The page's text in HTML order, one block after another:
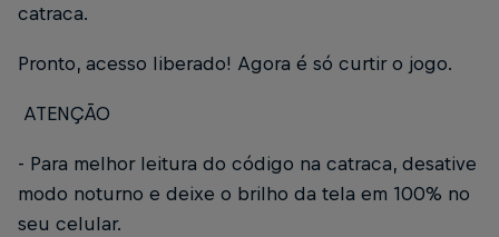
catraca.
Pronto, acesso liberado! Agora é só curtir o jogo.
ATENÇÃO
- Para melhor leitura do código na catraca, desative
modo noturno e deixe o brilho da tela em 100% no
seu celular.